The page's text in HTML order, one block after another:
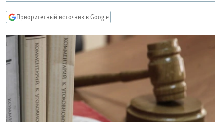
Вернутся
поиску
КАВКАЗ.РЕАЛИИ
СЕВЕР.РЕАЛИИ
СИБИРЬ.РЕАЛИИ
РАСПИСАНИЕ ВЕЩАНИЯ
ПОДПИШИТЕСЬ НА РАССЫЛКУ
Приоритетный источник в Google